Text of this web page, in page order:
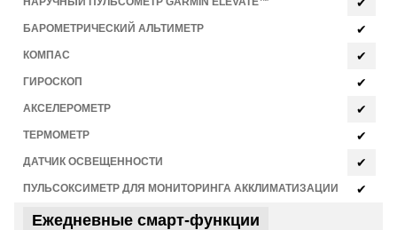
БАРОМЕТРИЧЕСКИЙ АЛЬТИМЕТР ✔
КОМПАС ✔
ГИРОСКОП ✔
АКСЕЛЕРОМЕТР ✔
ТЕРМОМЕТР ✔
ДАТЧИК ОСВЕЩЕННОСТИ ✔
ПУЛЬСОКСИМЕТР ДЛЯ МОНИТОРИНГА АККЛИМАТИЗАЦИИ ✔
Ежедневные смарт-функции